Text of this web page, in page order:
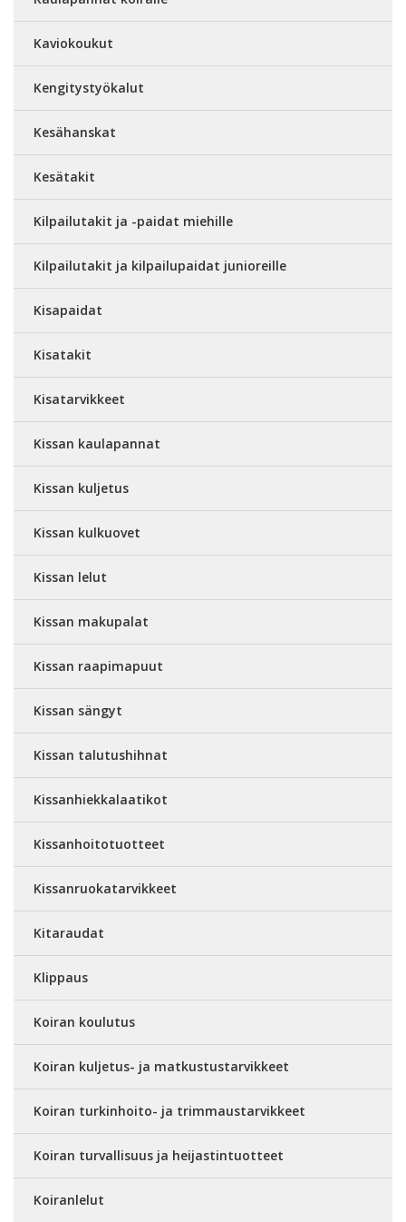
Kaviokoukut
Kengitystyökalut
Kesähanskat
Kesätakit
Kilpailutakit ja -paidat miehille
Kilpailutakit ja kilpailupaidat junioreille
Kisapaidat
Kisatakit
Kisatarvikkeet
Kissan kaulapannat
Kissan kuljetus
Kissan kulkuovet
Kissan lelut
Kissan makupalat
Kissan raapimapuut
Kissan sängyt
Kissan talutushihnat
Kissanhiekkalaatikot
Kissanhoitotuotteet
Kissanruokatarvikkeet
Kitaraudat
Klippaus
Koiran koulutus
Koiran kuljetus- ja matkustustarvikkeet
Koiran turkinhoito- ja trimmaustarvikkeet
Koiran turvallisuus ja heijastintuotteet
Koiranlelut